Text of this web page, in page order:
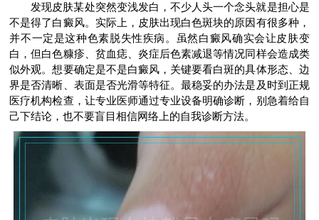
发现皮肤某处突然变浅发白，不少人头一个念头就是担心是
不是得了白癜风。实际上，皮肤出现白色斑块的原因有很多种，
并不一定是这种色素脱失性疾病。虽然白癜风确实会让皮肤变
白，但白色糠疹、贫血痣、炎症后色素减退等情况同样会造成类
似外观。想要确定是不是白癜风，关键要看白斑的具体形态、边
界是否清晰、表面是否光滑等特征。最稳妥的办法是及时到正规
医疗机构检查，让专业医师通过专业设备明确诊断，别急着给自
己下结论，也不要盲目相信网络上的自我诊断方法。